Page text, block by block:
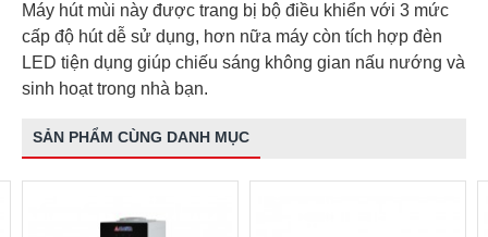
Máy hút mùi này được trang bị bộ điều khiển với 3 mức
cấp độ hút dễ sử dụng, hơn nữa máy còn tích hợp đèn
LED tiện dụng giúp chiếu sáng không gian nấu nướng và
sinh hoạt trong nhà bạn.
SẢN PHẨM CÙNG DANH MỤC